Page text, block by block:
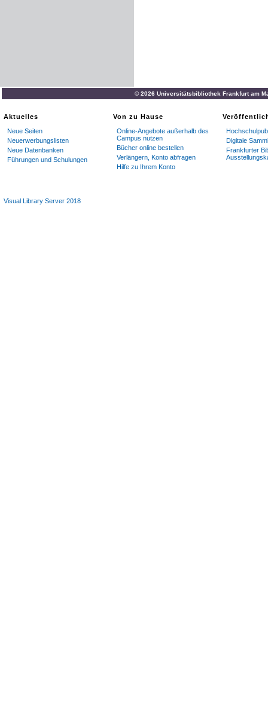
© 2026 Universitätsbibliothek Frankfurt am
Aktuelles
Neue Seiten
Neuerwerbungslisten
Neue Datenbanken
Führungen und Schulungen
Von zu Hause
Online-Angebote außerhalb des
Campus nutzen
Bücher online bestellen
Verlängern, Konto abfragen
Hilfe zu Ihrem Konto
Digitale
Frankfurter
Visual Library Server 2018